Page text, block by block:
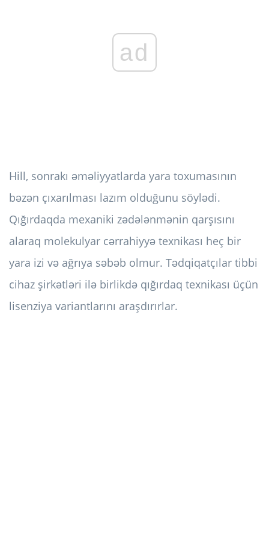
ad
Hill, sonrakı əməliyyatlarda yara toxumasının
bəzən çıxarılması lazım olduğunu söylədi.
Qığırdaqda mexaniki zədələnmənin qarşısını
alaraq molekulyar cərrahiyyə texnikası heç bir
yara izi və ağrıya səbəb olmur. Tədqiqatçılar tibbi
cihaz şirkətləri ilə birlikdə qığırdaq texnikası üçün
lisenziya variantlarını araşdırırlar.